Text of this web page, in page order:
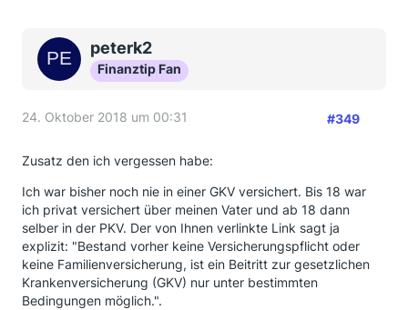
peterk2
Finanztip Fan
24. Oktober 2018 um 00:31 #349
Zusatz den ich vergessen habe:
Ich war bisher noch nie in einer GKV versichert. Bis 18 war
ich privat versichert über meinen Vater und ab 18 dann
selber in der PKV. Der von Ihnen verlinkte Link sagt ja
explizit: "Bestand vorher keine Versicherungspflicht oder
keine Familienversicherung, ist ein Beitritt zur gesetzlichen
Krankenversicherung (GKV) nur unter bestimmten
Bedingungen möglich.".